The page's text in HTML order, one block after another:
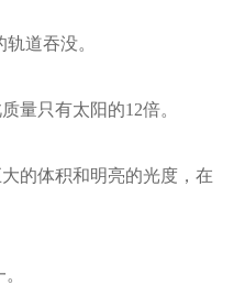
道吞没。
量只有太阳的12倍。
的体积和明亮的光度，在